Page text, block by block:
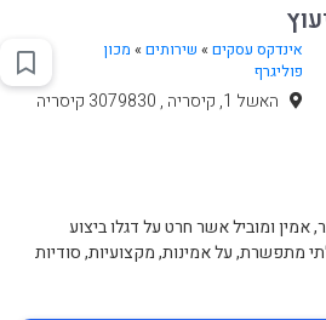
אינדקס עסקים » שירותים» מכון
פוליגרף
האשל 1, קיסריה , 3079830 קיסריה
אמין ומוביל אשר חרט על דגלו ביצוע
מתפשרת, על אמינות, מקצועיות, סודיות